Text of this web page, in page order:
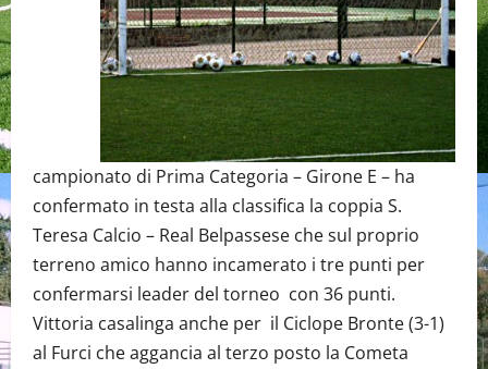
campionato di Prima Categoria – Girone E – ha
confermato in testa alla classifica la coppia S.
Teresa Calcio – Real Belpassese che sul proprio
terreno amico hanno incamerato i tre punti per
confermarsi leader del torneo con 36 punti.
Vittoria casalinga anche per il Ciclope Bronte (3-1)
al Furci che aggancia al terzo posto la Cometa